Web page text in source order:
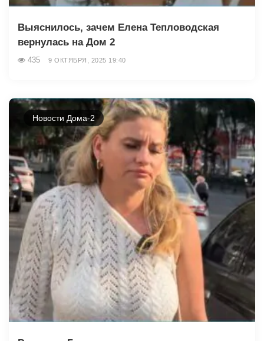
Выяснилось, зачем Елена Тепловодская
вернулась на Дом 2
435 9 ОКТЯБРЯ, 2025 19:40
Новости Дома-2